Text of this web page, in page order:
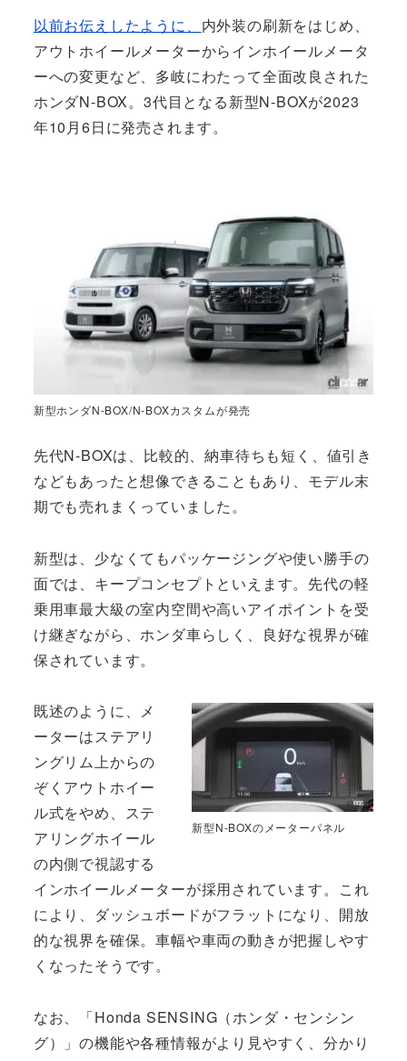
以前お伝えしたように、 内外装の刷新をはじめ、
アウトホイールメーターからインホイールメータ
ーへの変更など、多岐にわたって全面改良された
ホンダN-BOX。3代目となる新型N-BOXが2023
年10月6日に発売されます。
新型ホンダN-BOX/N-BOXカスタムが発売
先代N-BOXは、比較的、納車待ちも短く、値引き
などもあったと想像できることもあり、モデル末
期でも売れまくっていました。
新型は、少なくてもパッケージングや使い勝手の
面では、キープコンセプトといえます。先代の軽
乗用車最大級の室内空間や高いアイポイントを受
け継ぎながら、ホンダ車らしく、良好な視界が確
保されています。
新型N-BOXのメーターパネル
既述のように、メ
ーターはステアリ
ングリム上からの
ぞくアウトホイー
ル式をやめ、ステ
アリングホイール
の内側で視認する
インホイールメーターが採用されています。これ
により、ダッシュボードがフラットになり、開放
的な視界を確保。車幅や車両の動きが把握しやす
くなったそうです。
なお、「Honda SENSING（ホンダ・センシン
グ）」の機能や各種情報がより見やすく、分かり